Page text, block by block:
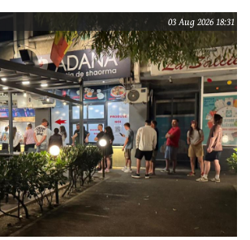
de cariera profesională a invitaților
lor particulară.
03 Aug 2026 18:31